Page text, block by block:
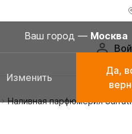
Ваш город — Москва
Изменить
Да,
молитвы, намаза
Наливная парфюмерия Surrati